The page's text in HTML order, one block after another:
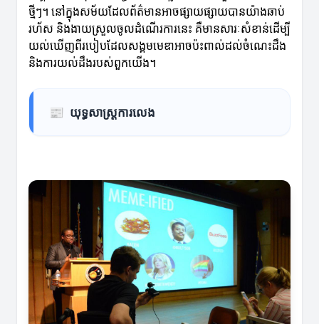
ថ្មីៗ។ នៅក្នុងសម័យដែលព័ត៌មានអាចផ្សាយផ្សាយបានយ៉ាងឆាប់
រហ័ស និងងាយស្រួលចូលដំណើរការនេះ គឺមានសារៈសំខាន់ដើម្បី
យល់ឃើញពីរបៀបដែលសង្គមមេឌាអាចប៉ះពាល់ដល់ចំណេះដឹង
និងការយល់ដឹងរបស់ពួកយើង។
📰 យុទ្ធសាស្ត្រការលេង